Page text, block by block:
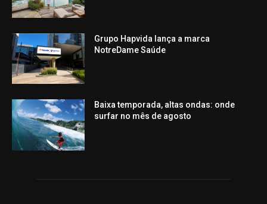
Grupo Hapvida lança a marca
NotreDame Saúde
Baixa temporada, altas ondas: onde
surfar no mês de agosto